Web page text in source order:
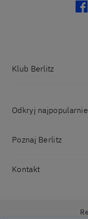
Klub Berlitz
Odkryj
Poznaj Berlitz
Kontakt